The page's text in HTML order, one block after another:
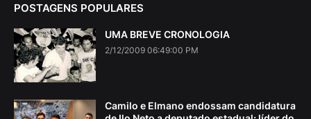
POSTAGENS POPULARES
UMA BREVE CRONOLOGIA
2/12/2009 06:49:00 PM
Camilo e Elmano endossam candidatura